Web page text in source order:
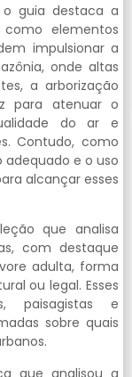
o guia destaca a
elementos
impulsionar a
onde altas
a arborização
para atenuar o
do ar e
Contudo, como
e o uso
alcançar esses
que analisa
com destaque
adulta, forma
ou legal. Esses
paisagistas e
sobre quais
que analisou a